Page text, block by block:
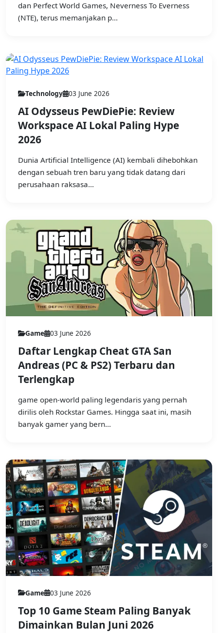
dan Perfect World Games, Neverness To Everness
(NTE), terus memanjakan p...
Technology 03 June 2026
AI Odysseus PewDiePie: Review
Workspace AI Lokal Paling Hype
2026
Dunia Artificial Intelligence (AI) kembali dihebohkan
dengan sebuah tren baru yang tidak datang dari
perusahaan raksasa...
Game 03 June 2026
Daftar Lengkap Cheat GTA San
Andreas (PC & PS2) Terbaru dan
Terlengkap
game open-world paling legendaris yang pernah
dirilis oleh Rockstar Games. Hingga saat ini, masih
banyak gamer yang bern...
Game 03 June 2026
Top 10 Game Steam Paling Banyak
Dimainkan Bulan Juni 2026